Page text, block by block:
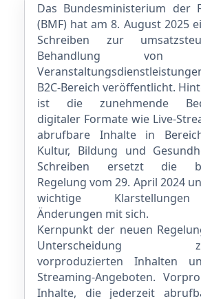
Das Bundesministerium der
(BMF) hat am 8. August 2025
Schreiben zur
Behandlung von
B2C-Bereich veröffentlicht.
ist die zunehmende
digitaler Formate wie Live-
abrufbare Inhalte in
Kultur, Bildung und
Schreiben ersetzt die
Regelung vom 29. April 2024
wichtige
Änderungen mit sich.
Kernpunkt der neuen
Unterscheidung
vorproduzierten Inhalten
Streaming-Angeboten.
Inhalte, die jederzeit